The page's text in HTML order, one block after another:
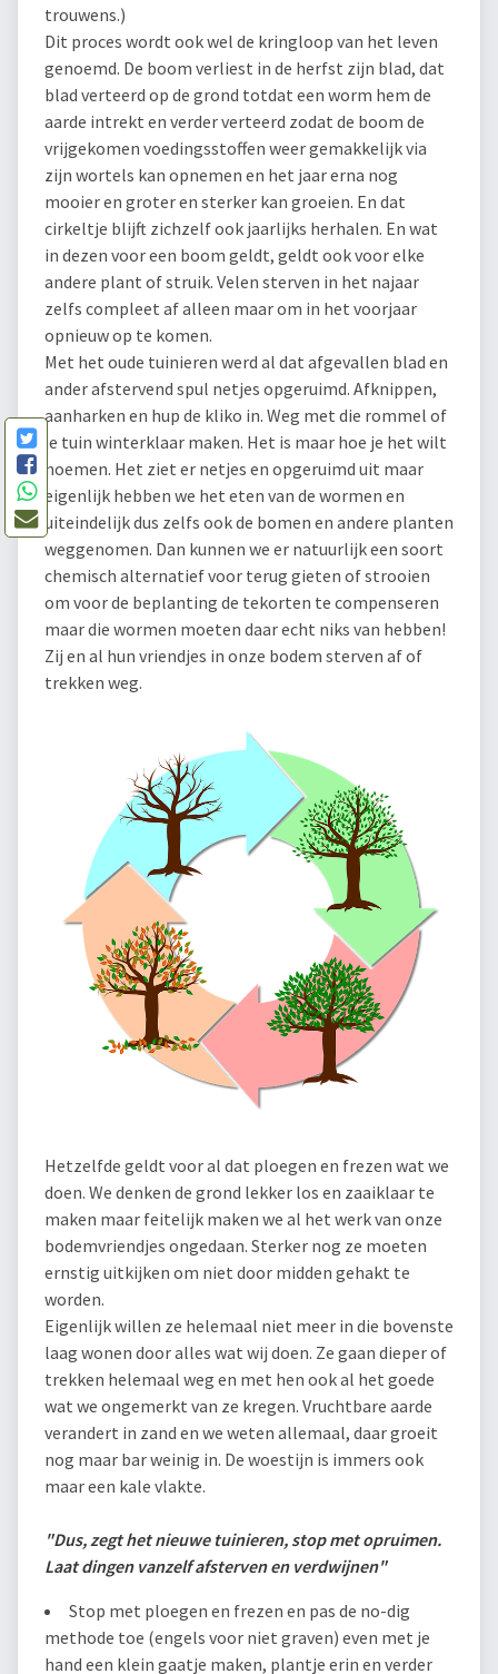
trouwens.)
Dit proces wordt ook wel de kringloop van het leven
genoemd. De boom verliest in de herfst zijn blad, dat
blad verteerd op de grond totdat een worm hem de
aarde intrekt en verder verteerd zodat de boom de
vrijgekomen voedingsstoffen weer gemakkelijk via
zijn wortels kan opnemen en het jaar erna nog
mooier en groter en sterker kan groeien. En dat
cirkeltje blijft zichzelf ook jaarlijks herhalen. En wat
in dezen voor een boom geldt, geldt ook voor elke
andere plant of struik. Velen sterven in het najaar
zelfs compleet af alleen maar om in het voorjaar
opnieuw op te komen.
Met het oude tuinieren werd al dat afgevallen blad en
ander afstervend spul netjes opgeruimd. Afknippen,
aanharken en hup de kliko in. Weg met die rommel of
je tuin winterklaar maken. Het is maar hoe je het wilt
noemen. Het ziet er netjes en opgeruimd uit maar
eigenlijk hebben we het eten van de wormen en
uiteindelijk dus zelfs ook de bomen en andere planten
weggenomen. Dan kunnen we er natuurlijk een soort
chemisch alternatief voor terug gieten of strooien
om voor de beplanting de tekorten te compenseren
maar die wormen moeten daar echt niks van hebben!
Zij en al hun vriendjes in onze bodem sterven af of
trekken weg.
Hetzelfde geldt voor al dat ploegen en frezen wat we
doen. We denken de grond lekker los en zaaiklaar te
maken maar feitelijk maken we al het werk van onze
bodemvriendjes ongedaan. Sterker nog ze moeten
ernstig uitkijken om niet door midden gehakt te
worden.
Eigenlijk willen ze helemaal niet meer in die bovenste
laag wonen door alles wat wij doen. Ze gaan dieper of
trekken helemaal weg en met hen ook al het goede
wat we ongemerkt van ze kregen. Vruchtbare aarde
verandert in zand en we weten allemaal, daar groeit
nog maar bar weinig in. De woestijn is immers ook
maar een kale vlakte.
"Dus, zegt het nieuwe tuinieren, stop met opruimen.
Laat dingen vanzelf afsterven en verdwijnen"
Stop met ploegen en frezen en pas de no-dig
methode toe (engels voor niet graven) even met je
hand een klein gaatje maken, plantje erin en verder